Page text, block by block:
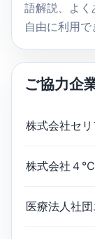
語解説、よく
自由に利用で
ご協力企
株式会社セリ
株式会社４℃
医療法人社